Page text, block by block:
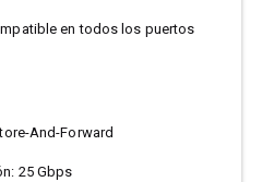
en todos los puertos
And-Forward
25 Gbps